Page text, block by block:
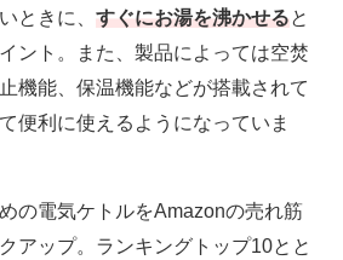
サイト
サイト
事例
サイト
ときに、 すぐにお湯を沸かせると
ント。また、製品によっては空焚
機能、保温機能などが搭載されて
便利に使えるようになっていま
の電気ケトルをAmazonの売れ筋
アップ。ランキングトップ10とと